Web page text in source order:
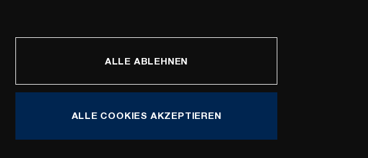
ALLE ABLEHNEN
ALLE COOKIES AKZEPTIEREN